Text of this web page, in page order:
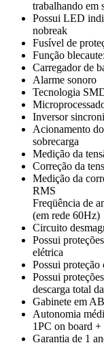
trabalhando em
Possui LED
nobreak
Fusível de
Função
Carregador de
Alarme sonoro
Tecnologia
Inversor
Acionamento
sobrecarga
Medição da
Correção da
Medição da
RMS
Freqüência de
(em rede 60Hz)
Circuito
Possui
elétrica
Possui proteção
Possui
descarga total
Gabinete em
Autonomia
1PC on board
Garantia de 1